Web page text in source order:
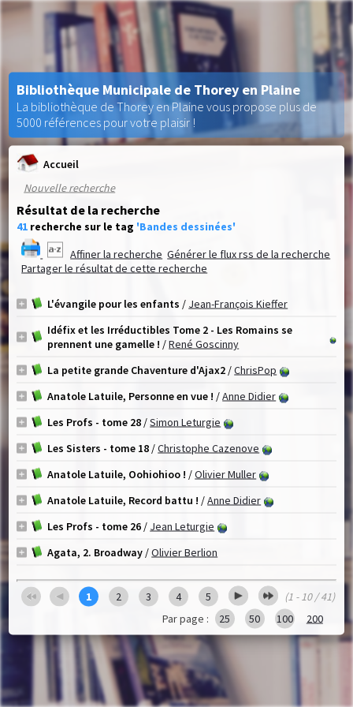
Accueil
Nouvelle recherche
Résultat de la recherche
41 recherche sur le tag 'Bandes dessinées'
Affiner la recherche Générer le flux rss de la recherche
Partager le résultat de cette recherche
L'évangile pour les enfants / Jean-François Kieffer
Idéfix et les Irréductibles Tome 2 - Les Romains se
prennent une gamelle ! /René Goscinny
La petite grande Chaventure d'Ajax2 /ChrisPop
Anatole Latuile, Personne en vue ! /Anne Didier
Les Profs - tome 28 /Simon Leturgie
Les Sisters - tome 18 /Christophe Cazenove
Anatole Latuile, Oohiohioo ! /Olivier Muller
Anatole Latuile, Record battu ! /Anne Didier
Les Profs - tome 26 / Jean Leturgie
Agata, 2. Broadway /Olivier Berlion
1 2 3 4 5
(1 - 10 / 41)
Par page :
25 50 100 200
Bibliothèque Municipale de Thorey en Plaine
La bibliothèque de Thorey en Plaine vous propose plus de
5000 références pour votre plaisir !